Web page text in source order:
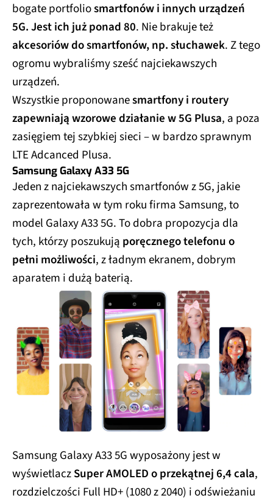
bogate portfoliosmartfonów i innych urządzeń
5G. Jest ich już ponad 80. Nie brakuje też
akcesoriów do smartfonów, np. słuchawek. Z tego
ogromu wybraliśmy sześć najciekawszych
urządzeń.
Wszystkie proponowanesmartfony i routery
zapewniają wzorowe działanie w 5G Plusa, a poza
zasięgiem tej szybkiej sieci – w bardzo sprawnym
LTE Adcanced Plusa.
Samsung Galaxy A33 5G
Jeden z najciekawszych smartfonów z 5G, jakie
zaprezentowała w tym roku firma Samsung, to
model Galaxy A33 5G. To dobra propozycja dla
tych, którzy poszukują poręcznego telefonu o
pełni możliwości, z ładnym ekranem, dobrym
aparatem i dużą baterią.
Samsung Galaxy A33 5G wyposażony jest w
wyświetlaczSuper AMOLED o przekątnej 6,4 cala,
rozdzielczości Full HD+ (1080 z 2040) i odświeżaniu